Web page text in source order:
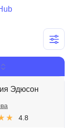
Эдюсон
4.8